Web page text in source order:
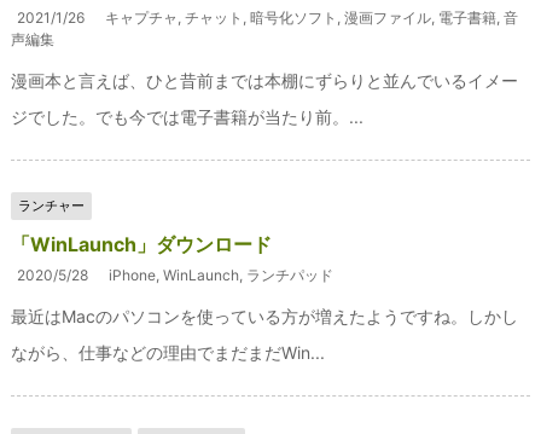
2021/1/26 キャプチャ , チャット , 暗号化ソフト , 漫画ファイル, 電子書籍, 音
声編集
漫画本と言えば、ひと昔前までは本棚にずらりと並んでいるイメー
ジでした。でも今では電子書籍が当たり前。...
ランチャー
「WinLaunch」ダウンロード
2020/5/28 iPhone, WinLaunch, ランチパッド
最近はMacのパソコンを使っている方が増えたようですね。しかし
ながら、仕事などの理由でまだまだWin...